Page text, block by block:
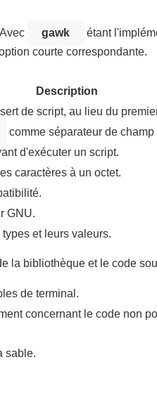
gawk étant
courte correspondante.
Description
de script, au lieu du
comme séparateur de champ
d'exécuter un script.
caractères à un octet.
GNU.
et leurs valeurs.
la bibliothèque et le code
de terminal.
concernant le code non
sable.